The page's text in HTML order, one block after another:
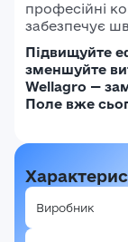
професійні
забезпечує
Підвищуйте
зменшуйте
Wellagro —
Поле вже
Виробник